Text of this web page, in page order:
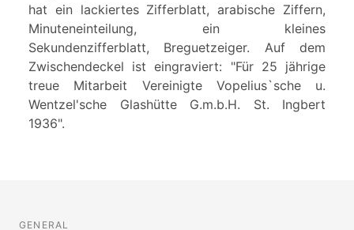
hat ein lackiertes Zifferblatt, arabische Ziffern,
Minuteneinteilung, ein kleines
Sekundenzifferblatt, Breguetzeiger. Auf dem
Zwischendeckel ist eingraviert: "Für 25 jährige
treue Mitarbeit Vereinigte Vopelius`sche u.
Wentzel'sche Glashütte G.m.b.H. St. Ingbert
1936".
GENERAL